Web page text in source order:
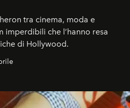
tra cinema, moda e
imperdibili che l’hanno resa
di Hollywood.